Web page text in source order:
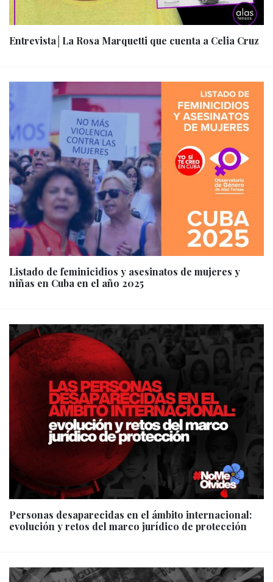
Entrevista│La Rosa Marquetti que cuenta a Celia Cruz
Listado de feminicidios y asesinatos de mujeres y
niñas en Cuba en el año 2025
Personas desaparecidas en el ámbito internacional:
evolución y retos del marco jurídico de protección